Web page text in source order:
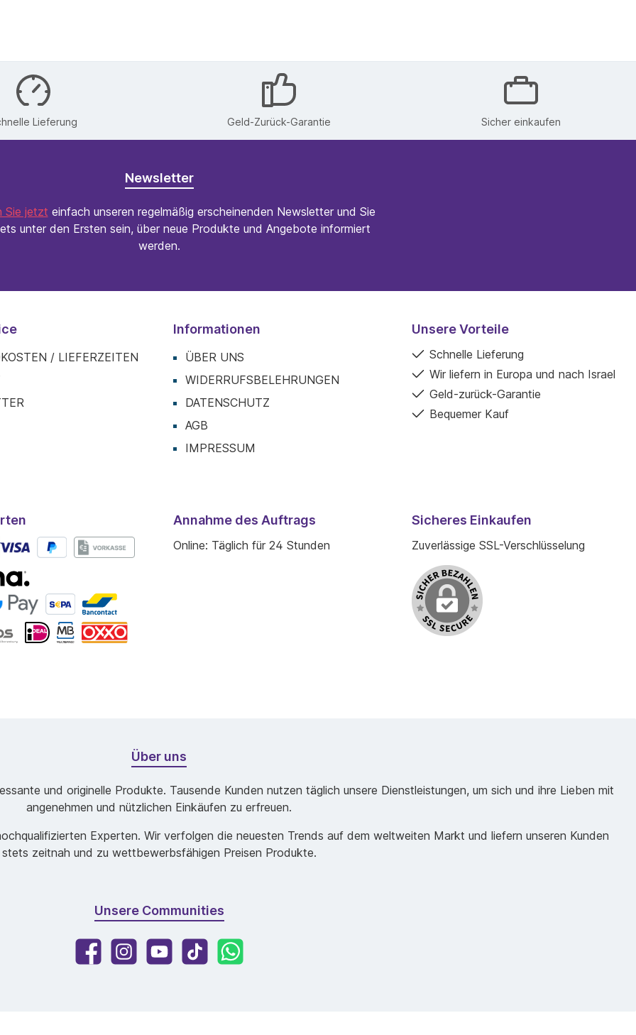
Strickjacke im Oversize-Stil, die in den modischsten
Farbtönen präsentiert wird. Diese trendige Strickjacke
lässt Sie unglaublich elegant aussehen und hilft Ihnen
dabei, Ihrem Outfit den letzten Schliff zu verpassen.
kühlen Sommer, so dass Sie den Abend-Look mit
Shorts oder ein Kleid vervollständigen können.
Größe L • Länge: 90 cm • Brustumfang: 108 cm
Farbwahl: Bordeaux, Blau.
Lieferung Geld-Zurück-Garantie Sicher einkaufen
Newsletter
Sie jetzt einfach unseren regelmäßig erscheinenden Newsletter und Sie
unter den Ersten sein, über neue Produkte und Angebote informiert
werden.
/ LIEFERZEITEN
Informationen
ÜBER UNS
WIDERRUFSBELEHRUNGEN
DATENSCHUTZ
AGB
IMPRESSUM
Unsere Vorteile
Schnelle Lieferung
Wir liefern in Europa und nach Israel
Geld-zurück-Garantie
Bequemer Kauf
Annahme des Auftrags
Online: Täglich für 24 Stunden
Sicheres Einkaufen
Zuverlässige SSL-Verschlüsselung
Über uns
und originelle Produkte. Tausende Kunden nutzen täglich unsere Dienstleistungen, um sich und ihre Lieben mit
angenehmen und nützlichen Einkäufen zu erfreuen.
Experten. Wir verfolgen die neuesten Trends auf dem weltweiten Markt und liefern unseren Kunden
stets zeitnah und zu wettbewerbsfähigen Preisen Produkte.
Unsere Communities